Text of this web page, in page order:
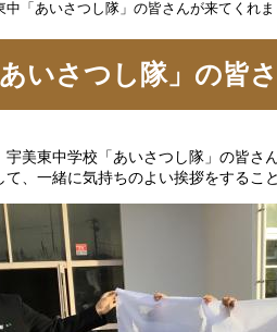
中「あいさつし隊」の皆さんが来てくれま
いさつし隊」の皆
美東中学校「あいさつし隊」の皆さ
、一緒に気持ちのよい挨拶をするこ